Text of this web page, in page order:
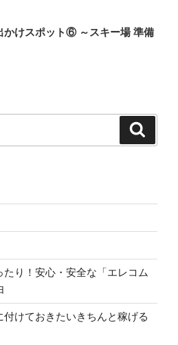
かけスポット⑥ ～スキー場 準備
り！安心・安全な「エレコム
けておきたいきちんと稼げる